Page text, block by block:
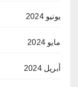
يونيو 2024
مايو 2024
أبريل 2024